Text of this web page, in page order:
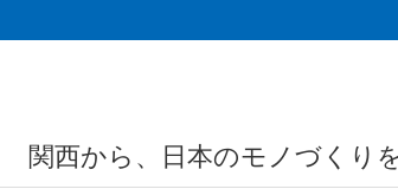
のモノづくりを元